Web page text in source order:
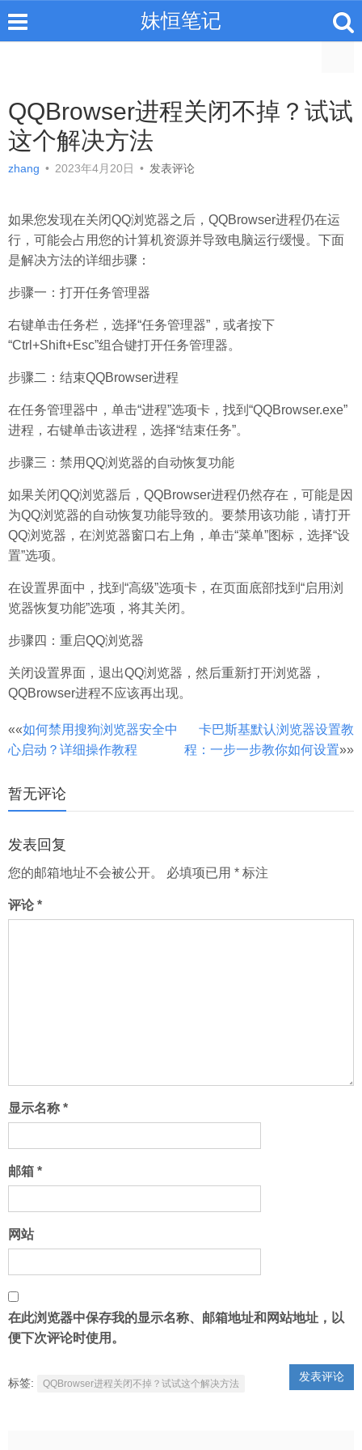
妹恒笔记
QQBrowser进程关闭不掉？试试
这个解决方法
zhang • 2023年4月20日 • 发表评论
如果您发现在关闭QQ浏览器之后，QQBrowser进程仍在运
行，可能会占用您的计算机资源并导致电脑运行缓慢。下面
是解决方法的详细步骤：
步骤一：打开任务管理器
右键单击任务栏，选择“任务管理器”，或者按下
“Ctrl+Shift+Esc”组合键打开任务管理器。
步骤二：结束QQBrowser进程
在任务管理器中，单击“进程”选项卡，找到“QQBrowser.exe”
进程，右键单击该进程，选择“结束任务”。
步骤三：禁用QQ浏览器的自动恢复功能
如果关闭QQ浏览器后，QQBrowser进程仍然存在，可能是因
为QQ浏览器的自动恢复功能导致的。要禁用该功能，请打开
QQ浏览器，在浏览器窗口右上角，单击“菜单”图标，选择“设
置”选项。
在设置界面中，找到“高级”选项卡，在页面底部找到“启用浏
览器恢复功能”选项，将其关闭。
步骤四：重启QQ浏览器
关闭设置界面，退出QQ浏览器，然后重新打开浏览器，
QQBrowser进程不应该再出现。
标签: QQBrowser进程关闭不掉？试试这个解决方法
文
章
分
页
««如何禁用搜狗浏览器安全中
心启动？详细操作教程
卡巴斯基默认浏览器设置教
程：一步一步教你如何设置»»
暂无评论
发表回复
您的邮箱地址不会被公开。 必填项已用 * 标注
评论*
显示名称 *
邮箱 *
网站
在此浏览器中保存我的显示名称、邮箱地址和网站地址，以
便下次评论时使用。